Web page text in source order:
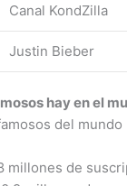
Canal KondZilla
Justin Bieber
hay en el
del mundo
millones de